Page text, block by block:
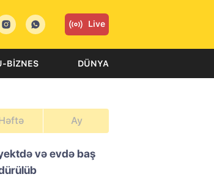
Live
BIZNES DÜNYA
Ay
və evdə baş